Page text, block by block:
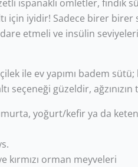
ıspanaklı omletler, fındık
için iyidir! Sadece birer birer
etmeli ve insülin
ile ev yapımı badem
seçeneği güzeldir,
yoğurt/kefir ya da
kırmızı orman meyveleri